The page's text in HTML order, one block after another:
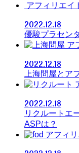
アフィリエイ
2022.12.18
優駿プラセン
ア
2022.12.18
上海問屋とア
2022.12.18
リクルートエ
ASPは？
アフィリ